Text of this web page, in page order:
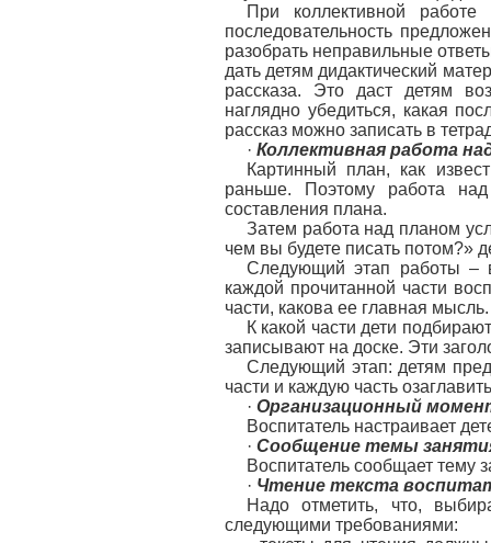
При коллективной
последовательность
разобрать неправильные
дать детям дидактический
рассказа. Это даст детям
наглядно убедиться, какая
рассказ можно записать в
· Коллективная работа
Картинный план, как
раньше. Поэтому работа
составления плана.
Затем работа над планом
чем вы будете писать потом?»
Следующий этап работы –
каждой прочитанной части
части, какова ее главная мысль.
К какой части дети
записывают на доске. Эти
Следующий этап: детям
части и каждую часть
· Организационный
Воспитатель настраивает
· Сообщение темы
Воспитатель сообщает тему
· Чтение текста
Надо отметить, что,
следующими требованиями: